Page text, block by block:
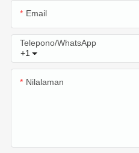
Email
+1
Telepono/WhatsApp
Nilalaman